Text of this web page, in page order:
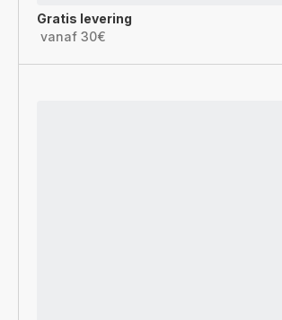
Gratis levering
vanaf 30€